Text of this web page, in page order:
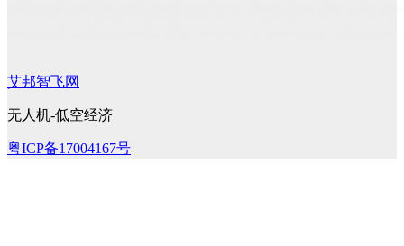
艾邦智飞网
无人机-低空经济
粤ICP备17004167号